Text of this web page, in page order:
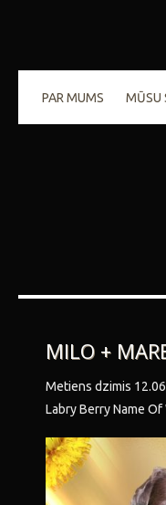
PAR MUMS MŪSU
MILO +
Metiens dzimis
Labry Berry Name